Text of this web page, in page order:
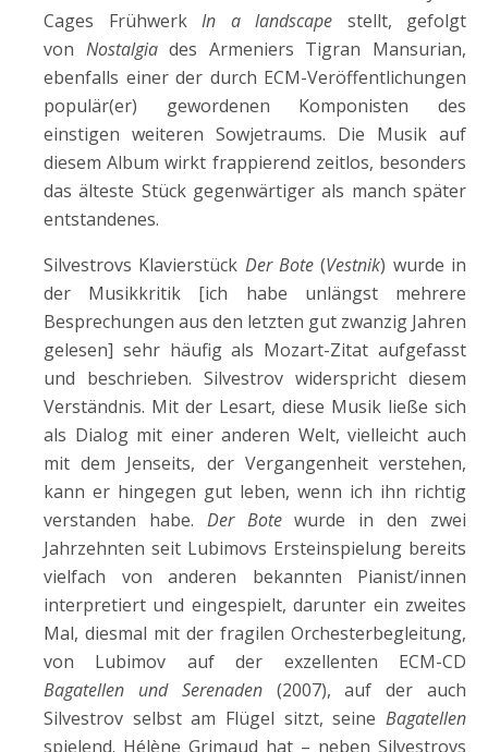
Cages Frühwerk In a landscape stellt, gefolgt
von Nostalgiades Armeniers Tigran Mansurian,
ebenfalls einer der durch ECM-Veröffentlichungen
populär(er) gewordenen Komponisten des
einstigen weiteren Sowjetraums. Die Musik auf
diesem Album wirkt frappierend zeitlos, besonders
das älteste Stück gegenwärtiger als manch später
entstandenes.
Silvestrovs Klavierstück Der Bote (Vestnik) wurde in
der Musikkritik [ich habe unlängst mehrere
Besprechungen aus den letzten gut zwanzig Jahren
gelesen] sehr häufig als Mozart-Zitat aufgefasst
und beschrieben. Silvestrov widerspricht diesem
Verständnis. Mit der Lesart, diese Musik ließe sich
als Dialog mit einer anderen Welt, vielleicht auch
mit dem Jenseits, der Vergangenheit verstehen,
kann er hingegen gut leben, wenn ich ihn richtig
verstanden habe. Der Botewurde in den zwei
Jahrzehnten seit Lubimovs Ersteinspielung bereits
vielfach von anderen bekannten Pianist/innen
interpretiert und eingespielt, darunter ein zweites
Mal, diesmal mit der fragilen Orchesterbegleitung,
von Lubimov auf der exzellenten ECM-CD
Bagatellen und Serenaden (2007), auf der auch
Silvestrov selbst am Flügel sitzt, seine Bagatellen
spielend. Hélène Grimaud hat – neben Silvestrovs